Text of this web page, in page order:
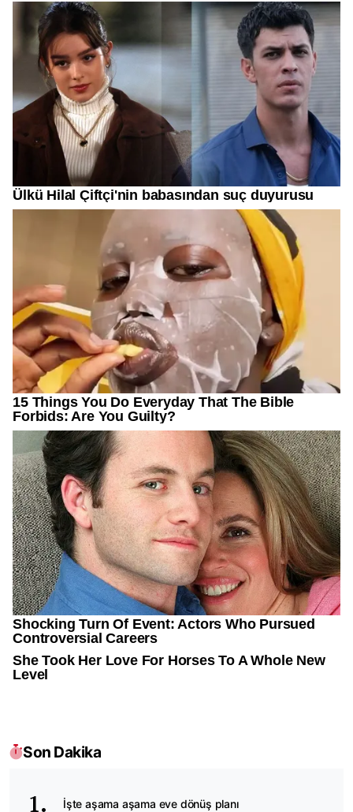
Son Dakika
İşte aşama aşama eve dönüş planı